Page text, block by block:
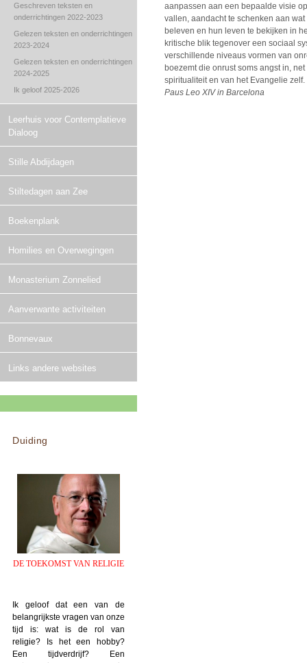
Geschreven teksten en
onderrichtingen 2022-2023
Gelezen teksten en onderrichtingen
2023-2024
Gelezen teksten en onderrichtingen
2024-2025
Ik geloof 2025-2026
Leerhuis voor Contemplatieve
Dialoog
Stille Abdijdagen
Stiltedagen aan Zee
Boekenplank
Homilies en Overwegingen
Monasterium Zonnelied
Aanverwante activiteiten
Bonnevaux
Links andere websites
Duiding
DE TOEKOMST VAN RELIGIE
Ik geloof dat een van de
belangrijkste vragen van onze
tijd is: wat is de rol van
religie? Is het een hobby?
Een tijdverdrijf? Een
aanpassen aan een bepaalde visie
vallen, aandacht te schenken aan
beleven en hun leven te bekijken in
kritische blik tegenover een sociaal
verschillende niveaus vormen van
boezemt die onrust soms angst in,
spiritualiteit en van het Evangelie zelf.
Paus Leo XIV in Barcelona